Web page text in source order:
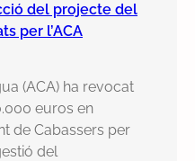
del projecte del
per l’ACA
(ACA) ha revocat
euros en
de Cabassers per
del